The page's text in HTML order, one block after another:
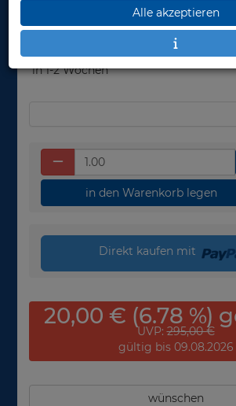
275,00 €
Lieferbar
in 1-2 Wochen
in den Warenkorb legen
Direkt kaufen mit
20,00 € (6.78 %)
UVP:295,00 €
gültig bis 09.08.2026
wünschen
Alle akzeptieren